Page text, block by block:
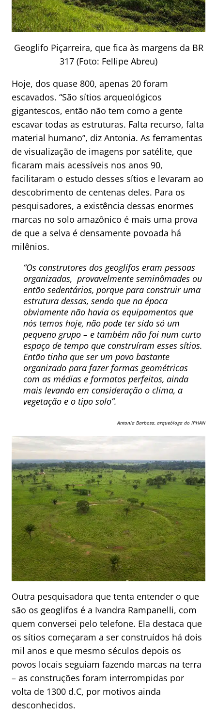
Geoglifo Piçarreira, que fica às margens da BR
317 (Foto: Fellipe Abreu)
Hoje, dos quase 800, apenas 20 foram
escavados. “São sítios arqueológicos
gigantescos, então não tem como a gente
escavar todas as estruturas. Falta recurso, falta
material humano”, diz Antonia. As ferramentas
de visualização de imagens por satélite, que
ficaram mais acessíveis nos anos 90,
facilitaram o estudo desses sítios e levaram ao
descobrimento de centenas deles. Para os
pesquisadores, a existência dessas enormes
marcas no solo amazônico é mais uma prova
de que a selva é densamente povoada há
milênios.
“Os construtores dos geoglifos eram pessoas
organizadas, provavelmente seminômades ou
então sedentários, porque para construir uma
estrutura dessas, sendo que na época
obviamente não havia os equipamentos que
nós temos hoje, não pode ter sido só um
pequeno grupo – e também não foi num curto
espaço de tempo que construíram esses sítios.
Então tinha que ser um povo bastante
organizado para fazer formas geométricas
com as médias e formatos perfeitos, ainda
mais levando em consideração o clima, a
vegetação e o tipo solo”.
Antonia Barbosa, arqueóloga do IPHAN
Outra pesquisadora que tenta entender o que
são os geoglifos é a Ivandra Rampanelli, com
quem conversei pelo telefone. Ela destaca que
os sítios começaram a ser construídos há dois
mil anos e que mesmo séculos depois os
povos locais seguiam fazendo marcas na terra
– as construções foram interrompidas por
volta de 1300 d.C, por motivos ainda
desconhecidos.